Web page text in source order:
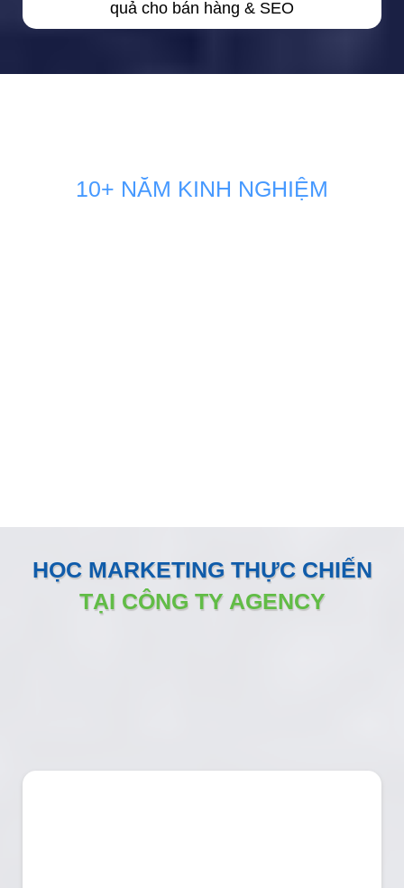
quả cho bán hàng & SEO
10+ NĂM KINH NGHIỆM
HỌC MARKETING THỰC CHIẾN
TẠI CÔNG TY AGENCY